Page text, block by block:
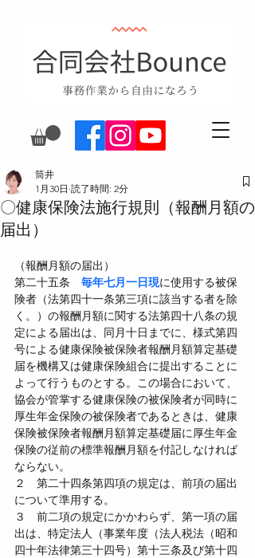
〇健康保険法施行規則（報酬月額の
届出）
筒井
1月30日 読了時間: 2分
（報酬月額の届出）
第二十五条 毎年七月一日現に使用する被保
険者（法第四十一条第三項に該当する者を除
く。）の報酬月額に関する法第四十八条の規
定による届出は、同月十日までに、様式第四
号による健康保険被保険者報酬月額算定基礎
届を機構又は健康保険組合に提出することに
よって行うものとする。この場合において、
協会が管掌する健康保険の被保険者が同時に
厚生年金保険の被保険者であるときは、健康
保険被保険者報酬月額算定基礎届に厚生年金
保険の従前の標準報酬月額を付記しなければ
ならない。
２　第二十四条第四項の規定は、前項の届出
について準用する。
３　前二項の規定にかかわらず、第一項の届
出は、特定法人（事業年度（法人税法（昭和
四十年法律第三十四号）第十三条及び第十四